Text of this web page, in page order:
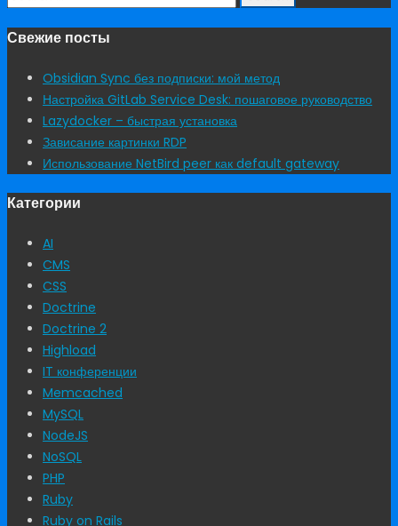
Свежие посты
Obsidian Sync без подписки: мой метод
Настройка GitLab Service Desk: пошаговое руководство
Lazydocker – быстрая установка
Зависание картинки RDP
Использование NetBird peer как default gateway
Категории
AI
CMS
CSS
Doctrine
Doctrine 2
Highload
IT конференции
Memcached
MySQL
NodeJS
NoSQL
PHP
Ruby
Ruby on Rails